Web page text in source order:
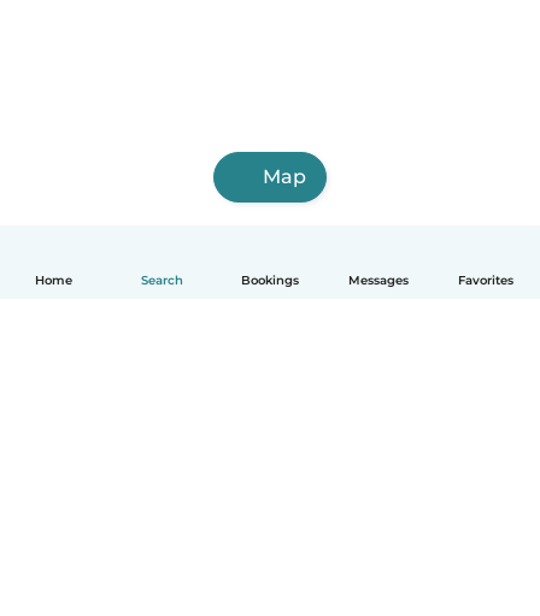
Home Search Bookings Messages Favorites
Map